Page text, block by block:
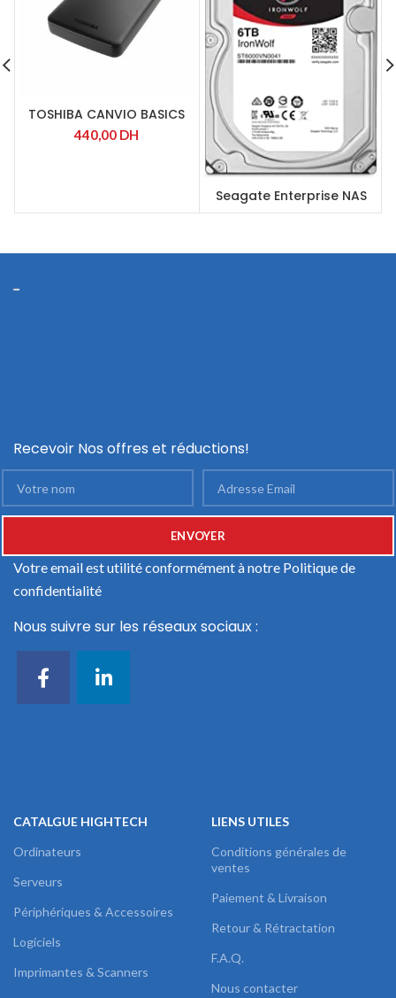
TOSHIBA CANVIO BASICS
440,00 DH
Seagate Enterprise NAS
3.5″ 6000 Go Série ATA III
Recevoir Nos offres et réductions!
Votre email est utilité conformément à notre Politique de
confidentialité
Nous suivre sur les réseaux sociaux :
CATALGUE HIGHTECH
Ordinateurs
Serveurs
Périphériques & Accessoires
Logiciels
Imprimantes & Scanners
LIENS UTILES
Conditions générales de
ventes
Paiement & Livraison
Retour & Rétractation
F.A.Q.
Nous contacter